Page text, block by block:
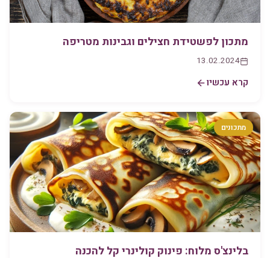
מתכון לפשטידת חצילים וגבינות מטריפה
13.02.2024
קרא עכשיו
מתכונים
בלינצ'ס מלוח: פינוק קולינרי קל להכנה